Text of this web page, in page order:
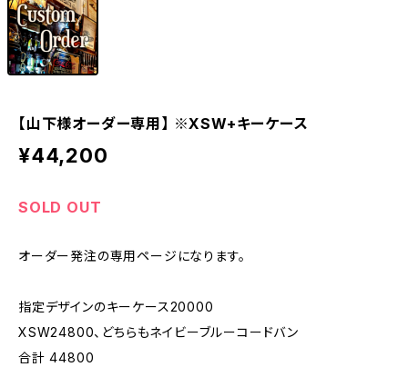
【山下様オーダー専用】 ※XSW+キーケース
¥44,200
SOLD OUT
オーダー発注の専用ページになります。
指定デザインのキーケース20000
XSW24800、どちらもネイビーブルーコードバン
合計 44800